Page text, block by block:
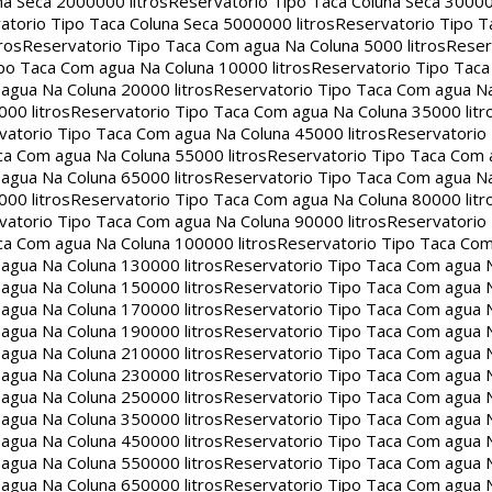
Tipo Taca Coluna Seca 5000000 litrosReservatorio Tipo
Reservatorio Tipo Taca Com agua Na Coluna 5000 litros
Taca Com agua Na Coluna 10000 litrosReservatorio Tipo
Na Coluna 20000 litrosReservatorio Tipo Taca Com agua
litrosReservatorio Tipo Taca Com agua Na Coluna 35000
Tipo Taca Com agua Na Coluna 45000 litrosReservatorio
Com agua Na Coluna 55000 litrosReservatorio Tipo Taca Com
Na Coluna 65000 litrosReservatorio Tipo Taca Com agua
litrosReservatorio Tipo Taca Com agua Na Coluna 80000
Tipo Taca Com agua Na Coluna 90000 litrosReservatorio
Com agua Na Coluna 100000 litrosReservatorio Tipo Taca
Na Coluna 130000 litrosReservatorio Tipo Taca Com agua
Na Coluna 150000 litrosReservatorio Tipo Taca Com agua
Na Coluna 170000 litrosReservatorio Tipo Taca Com agua
Na Coluna 190000 litrosReservatorio Tipo Taca Com agua
Na Coluna 210000 litrosReservatorio Tipo Taca Com agua
Na Coluna 230000 litrosReservatorio Tipo Taca Com agua
Na Coluna 250000 litrosReservatorio Tipo Taca Com agua
Na Coluna 350000 litrosReservatorio Tipo Taca Com agua
Na Coluna 450000 litrosReservatorio Tipo Taca Com agua
Na Coluna 550000 litrosReservatorio Tipo Taca Com agua
Na Coluna 650000 litrosReservatorio Tipo Taca Com agua